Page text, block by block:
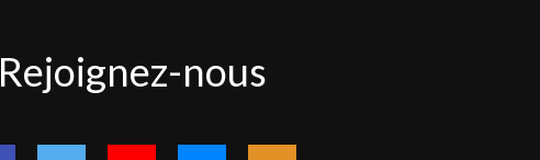
nous
Rejoignez-nous